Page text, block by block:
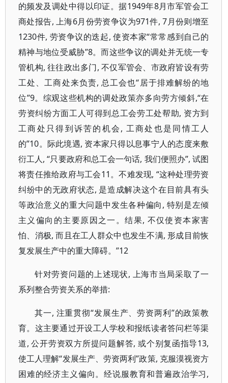
的频发及调处中得以印证。据1949年8月市军管会工
商处报告, 上海6月份劳资争议为971件, 7月份则增至
1230件, 劳资争议的迭起, 使资本家“常常感到自己的
精神与地位受威胁”8。而这些争议的调处并无统一专
管机构, 往往政出多门, 不仅军管会、市政府皆设有劳
工处、工商处来负责, 总工会也“居于排难解纷的地
位”9。综观这些机构的调处政策亦多向劳方倾斜,“在
劳资纠纷方面工人可得到总工会劳工处帮助, 资方到
工商处只得到诉苦的机会, 工商处也是同情工人
的”10。际此境遇, 资本家只得以息事宁人的态度来敷
衍工人, “只要政府和总工会一句话, 我们便照办”, 试图
将责任推给政府与工会11。不难发现, “这种处理劳资
纠纷中的无政府状态, 是造成解决这个在目前具有头
等政治意义的重大问题中发生各种偏向, 特别是左倾
主义偏向的主要原因之一。结果, 不仅使资本家害
怕、消极, 而且在工人群众中也发生不满, 形成目前恢
复发展生产中的重大障碍。”12
针对劳资问题的上述现状, 上海市当局采取了一
系列整合劳资关系的举措:
其一, 注重贯彻“发展生产、劳资两利”的政策教
育。这主要通过开设工人学校和报纸读者答问栏等渠
道, 公开劳资双方所提问题解答, 或个别复函指导13,
使工人理解“发展生产、劳资两利”政策, 克服漠视资方
困难的经济主义偏向。经说服教育和普遍政治学习,